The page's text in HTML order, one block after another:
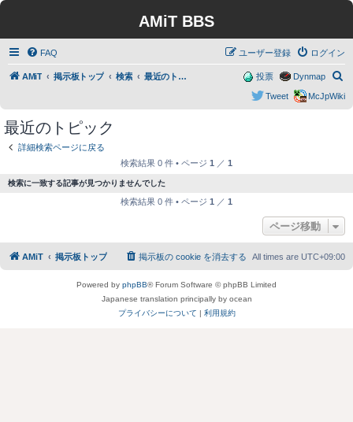
AMiT BBS
FAQ ログイン
ユーザー登録
AMiT 掲示板トップ 検索 最近のトピック
索
Dynmap
投票
McJpWiki
Tweet
最近のトピック
詳細検索ページに戻る
検索結果 0 件 • ページ 1 ／ 1
検索に一致する記事が見つかりませんでした
検索結果 0 件 • ページ 1 ／ 1
ページ移動
AMiT 掲示板トップ All times are UTC+09:00
掲示板の cookie を消去する
Powered by phpBB® Forum Software © phpBB Limited
Japanese translation principally by ocean
プライバシーについて | 利用規約